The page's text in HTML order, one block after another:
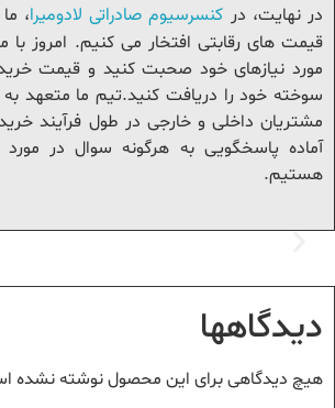
نهایت، درکنسرسیوم صادراتی لادومیرا، ما
های رقابتی افتخار می کنیم. امروز با ما
نیازهای خود صحبت کنید و قیمت خرید
خود را دریافت کنید.تیم ما متعهد به
داخلی و خارجی در طول فرآیند خرید
پاسخگویی به هرگونه سوال در مورد
دیدگاهی برای این محصول نوشته نشده